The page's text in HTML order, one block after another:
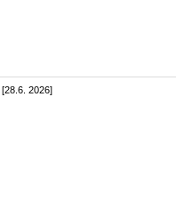
[28.6. 2026]